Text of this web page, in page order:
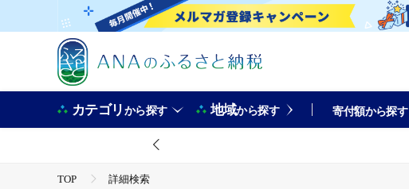
カテゴリから探す 地域から探す 寄付額から探す
TOP 詳細検索